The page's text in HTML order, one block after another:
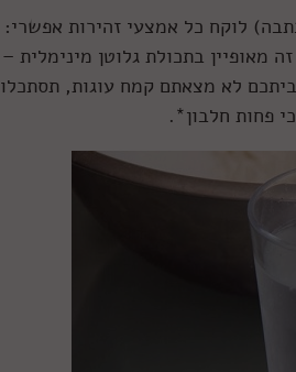
לוקח כל אמצעי זהירות אפשרי:
בתכולת גלוטן מינימלית –
ביתכם לא מצאתם קמח עוגות, תסתכלו
פחות חלבון*.